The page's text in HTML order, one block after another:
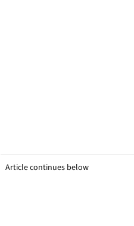
Article continues below